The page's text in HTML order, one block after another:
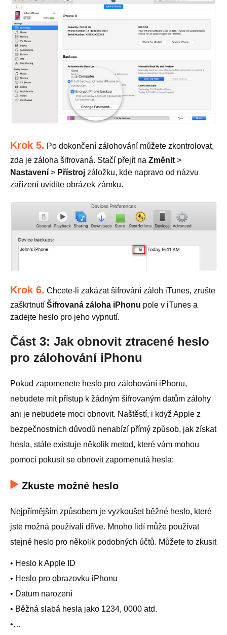
Krok 5. Po dokončení zálohování můžete zkontrolovat,
zda je záloha šifrovaná. Stačí přejít na Změnit >
Nastavení > Přístroj záložku, kde napravo od názvu
zařízení uvidíte obrázek zámku.
Krok 6. Chcete-li zakázat šifrování záloh iTunes, zrušte
zaškrtnutí Šifrovaná záloha iPhonu pole v iTunes a
zadejte heslo pro jeho vypnutí.
Část 3: Jak obnovit ztracené heslo
pro zálohování iPhonu
Pokud zapomenete heslo pro zálohování iPhonu,
nebudete mít přístup k žádným šifrovaným datům zálohy
ani je nebudete moci obnovit. Naštěstí, i když Apple z
bezpečnostních důvodů nenabízí přímý způsob, jak získat
hesla, stále existuje několik metod, které vám mohou
pomoci pokusit se obnovit zapomenutá hesla:
Zkuste možné heslo
Nejpřímějším způsobem je vyzkoušet běžné heslo, které
jste možná používali dříve. Mnoho lidí může používat
stejné heslo pro několik podobných účtů. Můžete to zkusit
• Heslo k Apple ID
• Heslo pro obrazovku iPhonu
• Datum narození
• Běžná slabá hesla jako 1234, 0000 atd.
•…